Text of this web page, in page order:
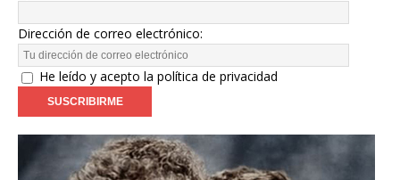
Dirección de correo electrónico:
He leído y acepto la política de privacidad